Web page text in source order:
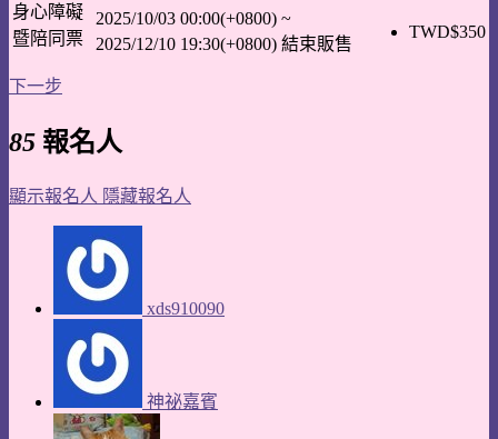
身心障礙
暨陪同票
2025/10/03 00:00(+0800) ~
2025/12/10 19:30(+0800) 結束販售
TWD$350
下一步
85 報名人
顯示報名人 隱藏報名人
xds910090
神祕嘉賓